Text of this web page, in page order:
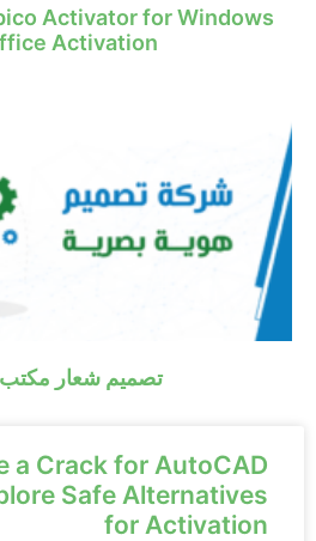
Activator for Windows
Office Activation
تصميم شعار مكتب
a Crack for AutoCAD
Safe Alternatives
for Activation